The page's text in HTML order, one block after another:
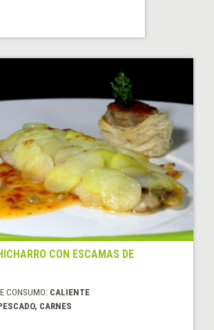
CON ESCAMAS DE
CONSUMO: CALIENTE
CARNES